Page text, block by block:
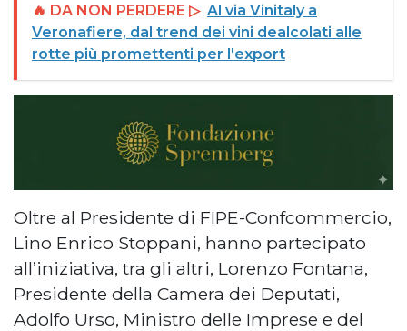
🔥 DA NON PERDERE ▷ Al via Vinitaly a
Veronafiere, dal trend dei vini dealcolati alle
rotte più promettenti per l'export
Oltre al Presidente di FIPE-Confcommercio,
Lino Enrico Stoppani, hanno partecipato
all’iniziativa, tra gli altri, Lorenzo Fontana,
Presidente della Camera dei Deputati,
Adolfo Urso, Ministro delle Imprese e del